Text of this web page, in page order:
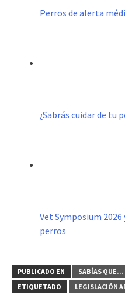
Perros de alerta
¿Sabrás cuidar de tu
Vet Symposium
perros
PUBLICADO EN
SABÍAS QUE...
ETIQUETADO
LEGISLACIÓN